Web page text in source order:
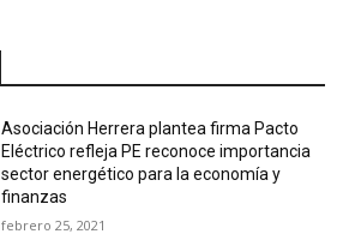
Asociación Herrera plantea firma Pacto
Eléctrico refleja PE reconoce importancia
sector energético para la economía y
finanzas
febrero 25, 2021